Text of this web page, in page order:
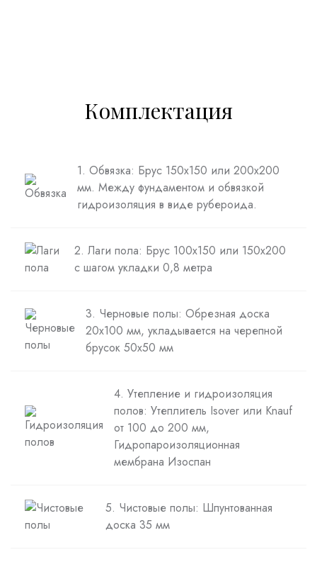
Комплектация
1. Обвязка: Брус 150х150 или 200х200
мм. Между фундаментом и обвязкой
гидроизоляция в виде рубероида.
2. Лаги пола: Брус 100х150 или 150х200
с шагом укладки 0,8 метра
3. Черновые полы: Обрезная доска
20х100 мм, укладывается на черепной
брусок 50х50 мм
4. Утепление и гидроизоляция
полов: Утеплитель Isover или Knauf
от 100 до 200 мм,
Гидропароизоляционная
мембрана Изоспан
5. Чистовые полы: Шпунтованная
доска 35 мм